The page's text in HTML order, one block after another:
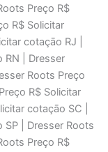
Preço R$
R$ Solicitar
cotaçāo RJ |
RN | Dresser
Roots Preço
R$ Solicitar
cotaçāo SC |
SP | Dresser Roots
Preço R$